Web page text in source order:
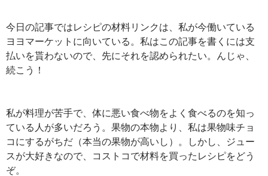
今日の記事ではレシピの材料リンクは、私が今働いている
ヨヨマーケットに向いている。私はこの記事を書くには支
払いを貰わないので、先にそれを認められたい。んじゃ、
続こう！
私が料理が苦手で、体に悪い食べ物をよく食べるのを知っ
ている人が多いだろう。果物の本物より、私は果物味チョ
コにするがちだ（本当の果物が高いし）。しかし、ジュー
スが大好きなので、コストコで材料を買ったレシピをどう
ぞ。